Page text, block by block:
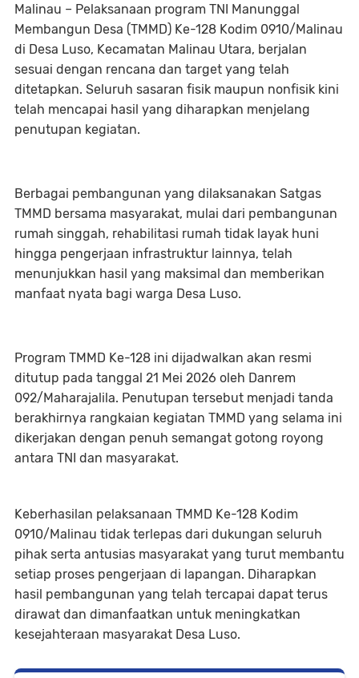
Malinau – Pelaksanaan program TNI Manunggal
Membangun Desa (TMMD) Ke-128 Kodim 0910/Malinau
di Desa Luso, Kecamatan Malinau Utara, berjalan
sesuai dengan rencana dan target yang telah
ditetapkan. Seluruh sasaran fisik maupun nonfisik kini
telah mencapai hasil yang diharapkan menjelang
penutupan kegiatan.
Berbagai pembangunan yang dilaksanakan Satgas
TMMD bersama masyarakat, mulai dari pembangunan
rumah singgah, rehabilitasi rumah tidak layak huni
hingga pengerjaan infrastruktur lainnya, telah
menunjukkan hasil yang maksimal dan memberikan
manfaat nyata bagi warga Desa Luso.
Program TMMD Ke-128 ini dijadwalkan akan resmi
ditutup pada tanggal 21 Mei 2026 oleh Danrem
092/Maharajalila. Penutupan tersebut menjadi tanda
berakhirnya rangkaian kegiatan TMMD yang selama ini
dikerjakan dengan penuh semangat gotong royong
antara TNI dan masyarakat.
Keberhasilan pelaksanaan TMMD Ke-128 Kodim
0910/Malinau tidak terlepas dari dukungan seluruh
pihak serta antusias masyarakat yang turut membantu
setiap proses pengerjaan di lapangan. Diharapkan
hasil pembangunan yang telah tercapai dapat terus
dirawat dan dimanfaatkan untuk meningkatkan
kesejahteraan masyarakat Desa Luso.